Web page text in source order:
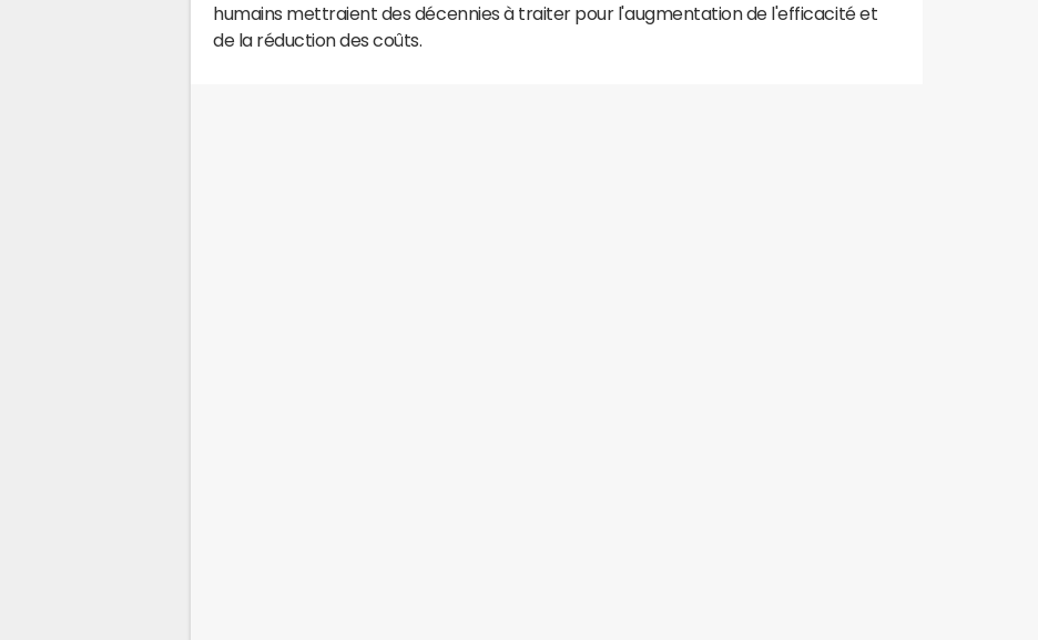
humains mettraient des décennies à traiter pour l'augmentation de l'efficacité et
de la réduction des coûts.